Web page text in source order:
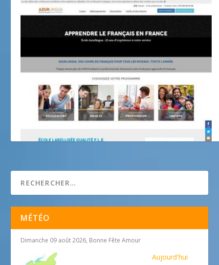
MÉTÉO
Dimanche 09 août 2026, Bonne Fête Amour
Aujourd'hui